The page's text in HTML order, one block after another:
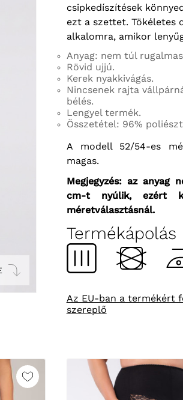
csipkedíszítések
ezt a szettet. Tökéletes
alkalomra, amikor
Anyag: nem túl
Rövid ujjú.
Kerek nyakkivágás.
Nincsenek rajta
bélés.
Lengyel termék.
Összetétel: 96%
A modell 52/54-es
magas.
Megjegyzés: az anyag
cm-t nyúlik, ezért
méretválasztásnál.
Termékápolás
Az EU-ban a termékért
szereplő